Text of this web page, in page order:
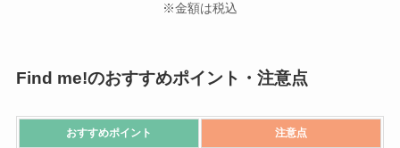
※金額は税込
Find me!のおすすめポイント・注意点
おすすめポイント 注意点